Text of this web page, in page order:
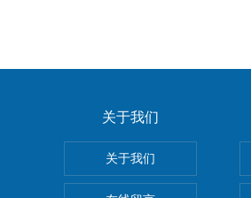
关于我们
关于我们